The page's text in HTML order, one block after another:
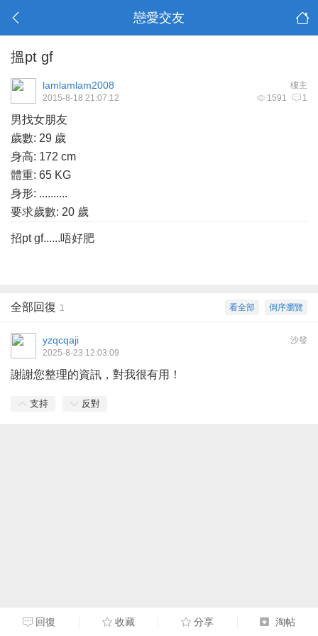
戀愛交友
搵pt gf
樓主
lamlamlam2008
1591 1
2015-8-18 21:07:12
男找女朋友
歲數: 29 歲
身高: 172 cm
體重: 65 KG
身形: ..........
要求歲數: 20 歲
招pt gf......唔好肥
倒序瀏覽
看全部
全部回復 1
沙發
yzqcqaji
2025-8-23 12:03:09
謝謝您整理的資訊，對我很有用！
支持 反對
回復 收藏 分享 淘帖